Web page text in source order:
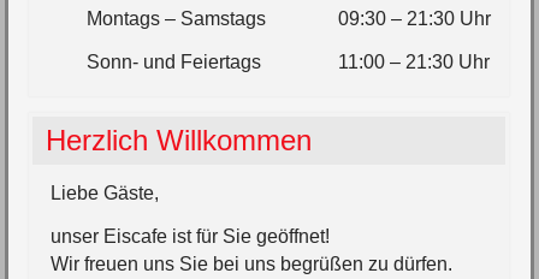
Montags – Samstags 09:30 – 21:30 Uhr
Sonn- und Feiertags 11:00 – 21:30 Uhr
Herzlich Willkommen
Liebe Gäste,
unser Eiscafe ist für Sie geöffnet!
Wir freuen uns Sie bei uns begrüßen zu dürfen.